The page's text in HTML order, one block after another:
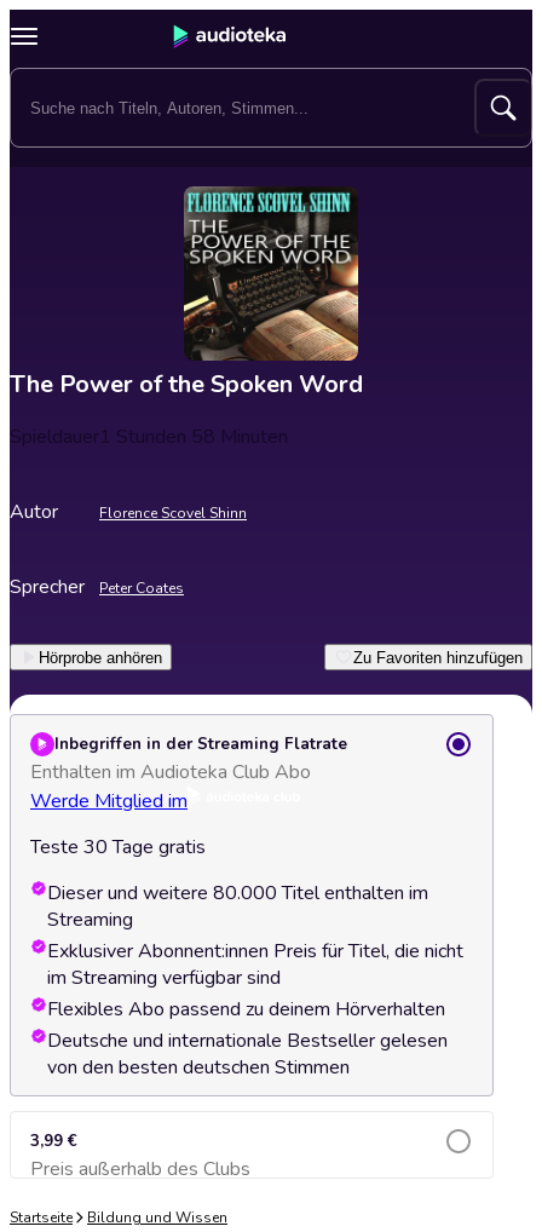
The Power of the Spoken Word
Spieldauer1 Stunden 58 Minuten
Autor Florence Scovel Shinn
Sprecher Peter Coates
Hörprobe anhören Zu Favoriten hinzufügen
Inbegriffen in der Streaming Flatrate
Enthalten im Audioteka Club Abo
Werde Mitglied im
Teste 30 Tage gratis
Dieser und weitere 80.000 Titel enthalten im
Streaming
Exklusiver Abonnent:innen Preis für Titel, die nicht
im Streaming verfügbar sind
Flexibles Abo passend zu deinem Hörverhalten
Deutsche und internationale Bestseller gelesen
von den besten deutschen Stimmen
3,99 €
Preis außerhalb des ClubsZum Warenkorb hinzufügen
Startseite Bildung und Wissen